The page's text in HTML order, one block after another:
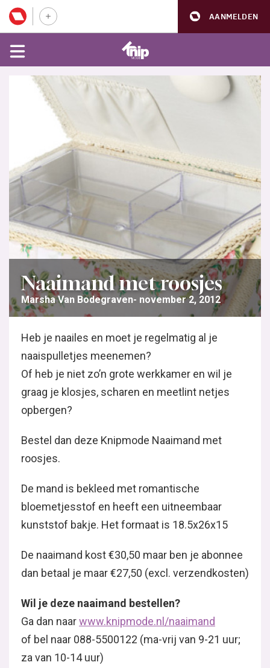
AANMELDEN
Naaimand met roosjes
Marsha Van Bodegraven november 2, 2012
Heb je naailes en moet je regelmatig al je
naaispulletjes meenemen?
Of heb je niet zo’n grote werkkamer en wil je
graag je klosjes, scharen en meetlint netjes
opbergen?
Bestel dan deze Knipmode Naaimand met
roosjes.
De mand is bekleed met romantische
bloemetjesstof en heeft een uitneembaar
kunststof bakje. Het formaat is 18.5x26x15
De naaimand kost €30,50 maar ben je abonnee
dan betaal je maar €27,50 (excl. verzendkosten)
Wil je deze naaimand bestellen?
Ga dan naarwww.knipmode.nl/naaimand
of bel naar 088-5500122 (ma-vrij van 9-21 uur;
za van 10-14 uur)